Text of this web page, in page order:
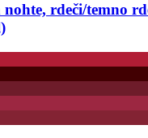
rdeči/temno